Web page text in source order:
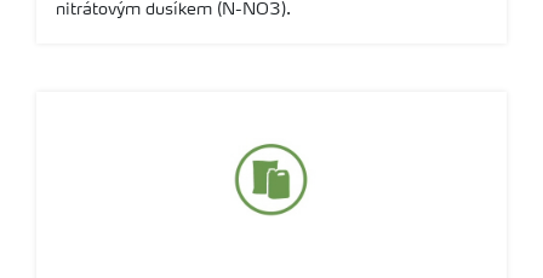
nitrátovým dusíkem (N-NO3).